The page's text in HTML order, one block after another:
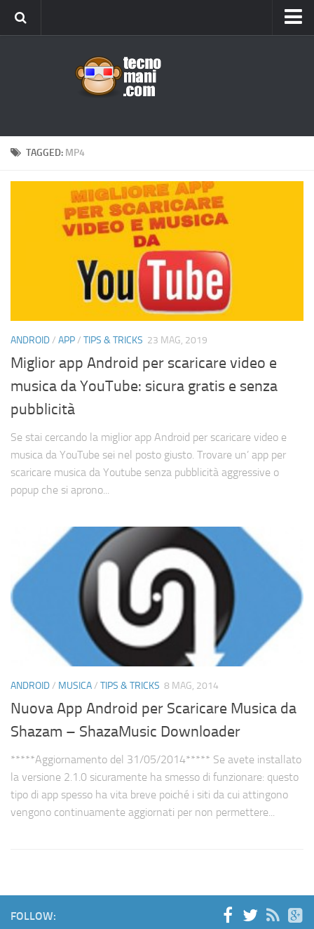
Windows
News
Cerca
TAGGED: MP4
ANDROID/ APP/ TIPS & TRICKS 23 MAG, 2019
Miglior app Android per scaricare video e
musica da YouTube: sicura gratis e senza
pubblicità
Se stai cercando la miglior app Android per scaricare video e
musica da YouTube sei nel posto giusto. Trovare un’ app per
scaricare musica da Youtube senza pubblicità aggressive o
popup che si aprono...
ANDROID/ MUSICA/ TIPS & TRICKS 8 MAG, 2014
Nuova App Android per Scaricare Musica da
Shazam – ShazaMusic Downloader
*****Aggiornamento del 31/05/2014***** Se avete installato
la versione 2.1.0 sicuramente ha smesso di funzionare: questo
tipo di app spesso ha vita breve poiché i siti da cui attingono
vengono continuamente aggiornati per non permettere...
FOLLOW: